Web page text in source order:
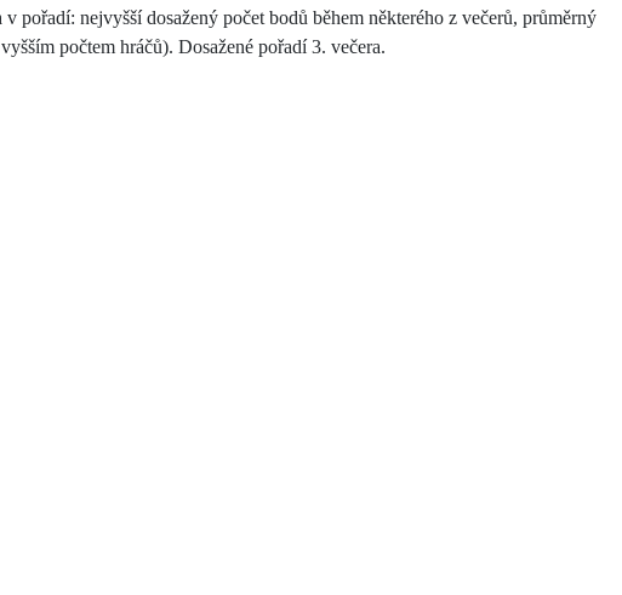
pořadí: nejvyšší dosažený počet bodů během některého z večerů, průměrný
počtem hráčů). Dosažené pořadí 3. večera.